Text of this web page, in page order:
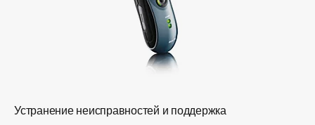
Устранение неисправностей и поддержка